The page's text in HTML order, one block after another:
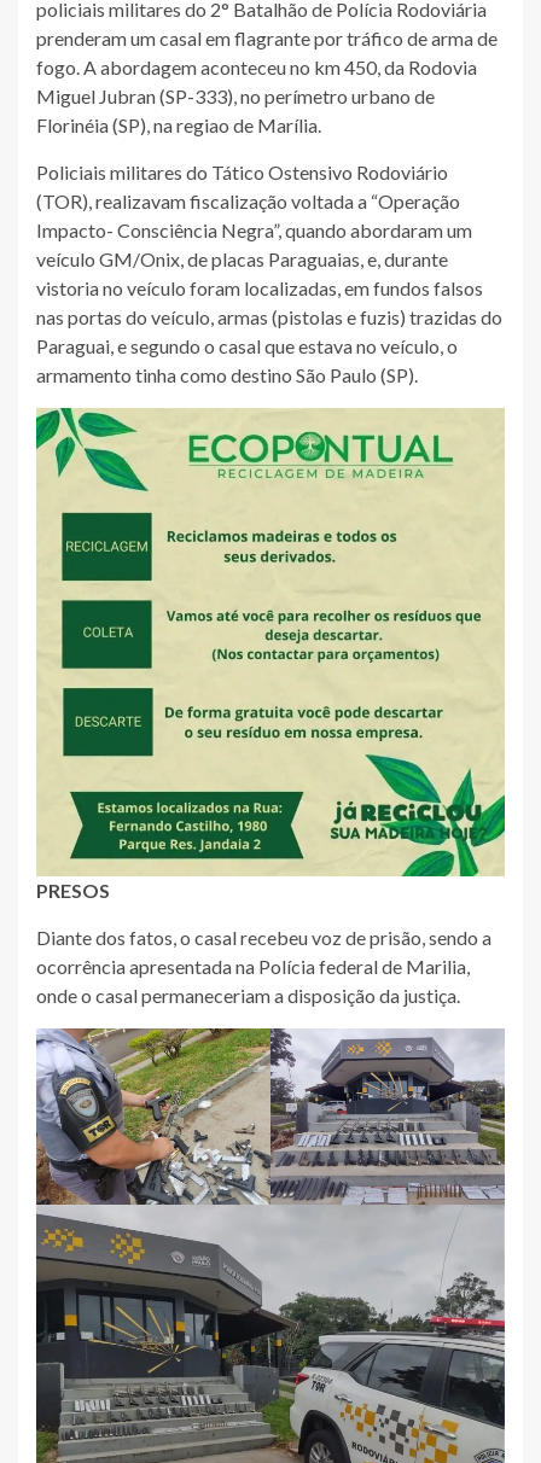
policiais militares do 2° Batalhão de Polícia Rodoviária
prenderam um casal em flagrante por tráfico de arma de
fogo. A abordagem aconteceu no km 450, da Rodovia
Miguel Jubran (SP-333), no perímetro urbano de
Florinéia (SP), na regiao de Marília.
Policiais militares do Tático Ostensivo Rodoviário
(TOR), realizavam fiscalização voltada a “Operação
Impacto- Consciência Negra”, quando abordaram um
veículo GM/Onix, de placas Paraguaias, e, durante
vistoria no veículo foram localizadas, em fundos falsos
nas portas do veículo, armas (pistolas e fuzis) trazidas do
Paraguai, e segundo o casal que estava no veículo, o
armamento tinha como destino São Paulo (SP).
PRESOS
Diante dos fatos, o casal recebeu voz de prisão, sendo a
ocorrência apresentada na Polícia federal de Marilia,
onde o casal permaneceriam a disposição da justiça.